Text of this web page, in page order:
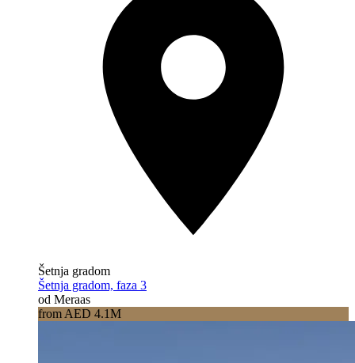
Šetnja gradom
Šetnja gradom, faza 3
od Meraas
from AED 4.1M